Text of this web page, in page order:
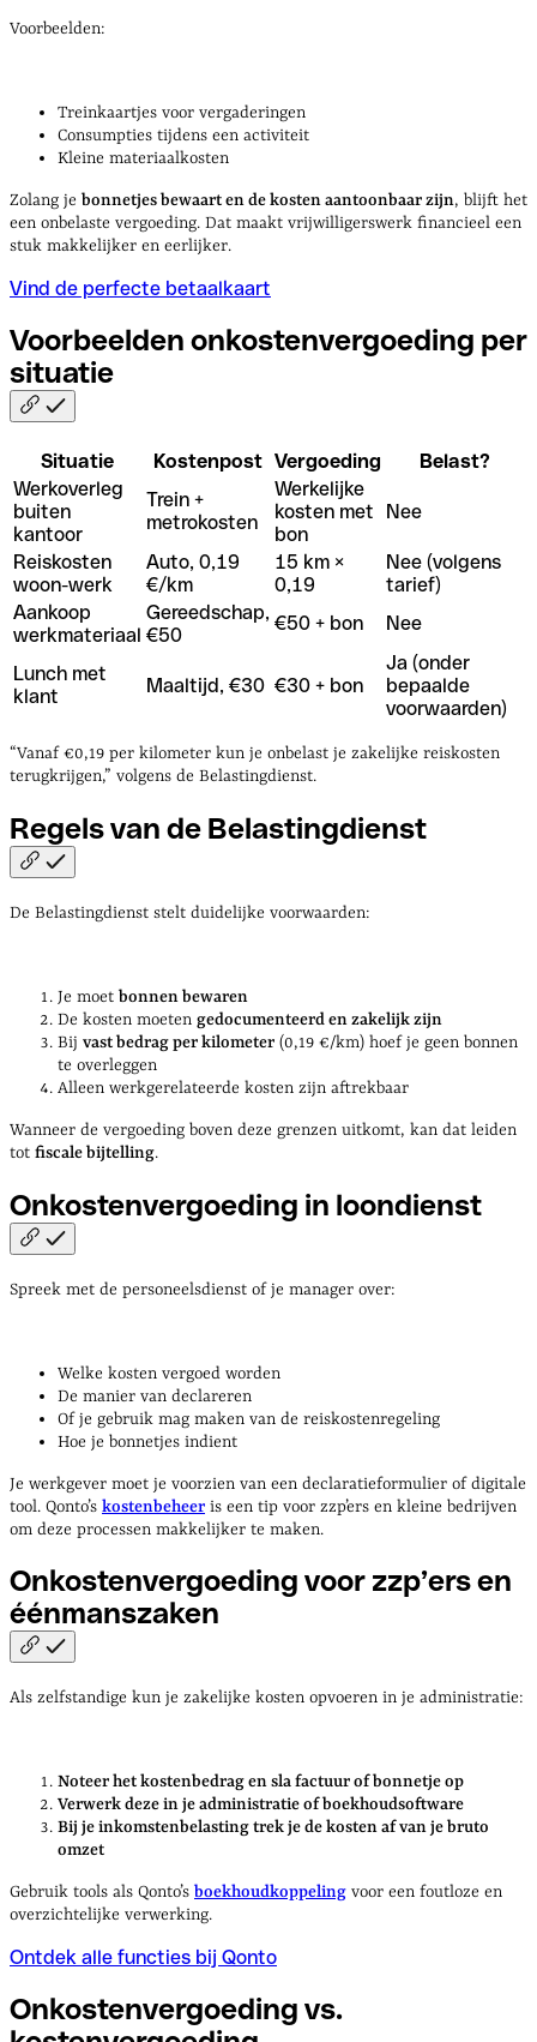
Voorbeelden:
Treinkaartjes voor vergaderingen
Consumpties tijdens een activiteit
Kleine materiaalkosten
Zolang je bonnetjes bewaart en de kosten aantoonbaar zijn, blijft het
een onbelaste vergoeding. Dat maakt vrijwilligerswerk financieel een
stuk makkelijker en eerlijker.
Vind de perfecte betaalkaart
Voorbeelden onkostenvergoeding per
situatie
Situatie Kostenpost Vergoeding
Belast?
Werkoverleg
buiten
kantoor
Trein +
metrokosten
Werkelijke
kosten met
bon
Nee
Reiskosten
woon-werk
Auto, 0,19
€/km
15 km ×
0,19
Nee (volgens
tarief)
Aankoop
werkmateriaal
Gereedschap,
€50
€50 + bon Nee
Lunch met
klant
Maaltijd, €30 €30 + bon
Ja (onder
bepaalde
voorwaarden)
“Vanaf €0,19 per kilometer kun je onbelast je zakelijke reiskosten
terugkrijgen,” volgens de Belastingdienst.
Regels van de Belastingdienst
De Belastingdienst stelt duidelijke voorwaarden:
Je moet bonnen bewaren
De kosten moeten gedocumenteerd en zakelijk zijn
Bij vast bedrag per kilometer (0,19 €/km) hoef je geen bonnen
te overleggen
Alleen werkgerelateerde kosten zijn aftrekbaar
Wanneer de vergoeding boven deze grenzen uitkomt, kan dat leiden
tot fiscale bijtelling.
Onkostenvergoeding in loondienst
Spreek met de personeelsdienst of je manager over:
Welke kosten vergoed worden
De manier van declareren
Of je gebruik mag maken van de reiskostenregeling
Hoe je bonnetjes indient
Je werkgever moet je voorzien van een declaratieformulier of digitale
tool. Qonto’s kostenbeheer is een tip voor zzp’ers en kleine bedrijven
om deze processen makkelijker te maken.
Onkostenvergoeding voor zzp’ers en
éénmanszaken
Als zelfstandige kun je zakelijke kosten opvoeren in je administratie:
Noteer het kostenbedrag en sla factuur of bonnetje op
Verwerk deze in je administratie of boekhoudsoftware
Bij je inkomstenbelasting trek je de kosten af van je bruto
omzet
Gebruik tools als Qonto’s boekhoudkoppeling voor een foutloze en
overzichtelijke verwerking.
Ontdek alle functies bij Qonto
Onkostenvergoeding vs.